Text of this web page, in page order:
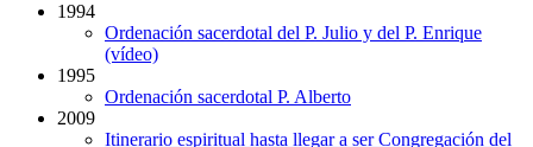
1994
Ordenación sacerdotal del P. Julio y del P. Enrique
(vídeo)
1995
Ordenación sacerdotal P. Alberto
2009
Itinerario espiritual hasta llegar a ser Congregación del